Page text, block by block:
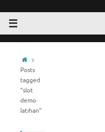
Home
Posts
tagged
"slot
demo
latihan"